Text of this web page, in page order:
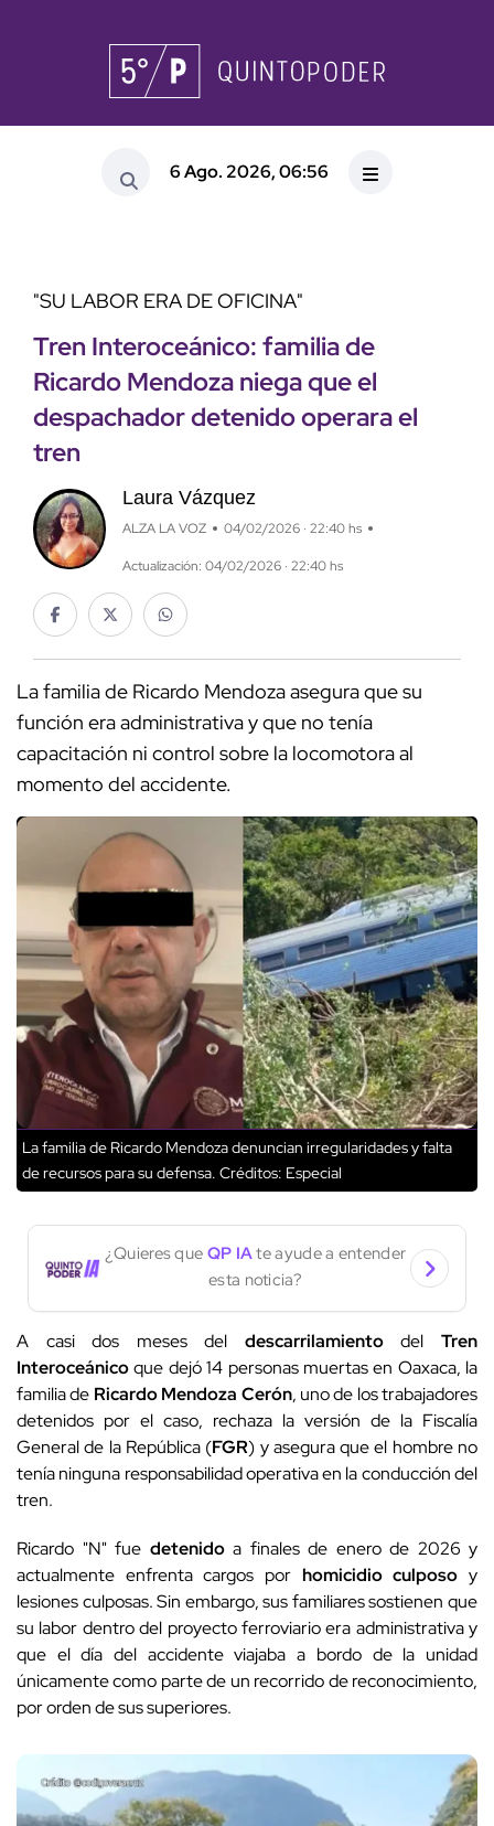
6 Ago. 2026, 06:56
"SU LABOR ERA DE OFICINA"
Tren Interoceánico: familia de
Ricardo Mendoza niega que el
despachador detenido operara el
tren
Laura Vázquez
ALZA LA VOZ 04/02/2026 · 22:40 hs
Actualización: 04/02/2026 · 22:40 hs
La familia de Ricardo Mendoza asegura que su
función era administrativa y que no tenía
capacitación ni control sobre la locomotora al
momento del accidente.
La familia de Ricardo Mendoza denuncian irregularidades y falta
de recursos para su defensa. Créditos: Especial
¿Quieres que QP IAte ayude a entender
esta noticia?
A casi dos meses del descarrilamientodelTren
Interoceánicoque dejó 14 personas muertas en Oaxaca, la
familia de Ricardo Mendoza Cerón, uno de los trabajadores
detenidos por el caso, rechaza la versión de la Fiscalía
General de la República (FGR) y asegura que el hombre no
tenía ninguna responsabilidad operativa en la conducción del
tren.
Ricardo "N" fue detenidoa finales de enero de 2026 y
actualmente enfrenta cargos por homicidio culposo y
lesiones culposas. Sin embargo, sus familiares sostienen que
su labor dentro del proyecto ferroviario era administrativa y
que el día del accidente viajaba a bordo de la unidad
únicamente como parte de un recorrido de reconocimiento,
por orden de sus superiores.